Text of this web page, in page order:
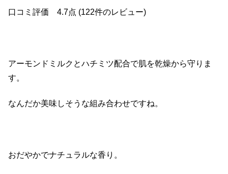
口コミ評価 4.7点 (122件のレビュー)
アーモンドミルクとハチミツ配合で肌を乾燥から守りま
す。
なんだか美味しそうな組み合わせですね。
おだやかでナチュラルな香り。